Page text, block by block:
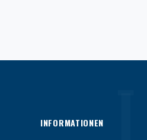
INFORMATIONEN